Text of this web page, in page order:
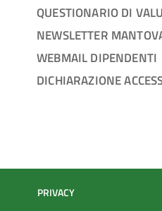
QUESTIONARIO DI
NEWSLETTER
WEBMAIL DIPENDENTI
DICHIARAZIONE
PRIVACY